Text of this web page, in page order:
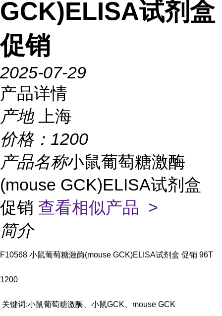
GCK)ELISA试剂盒
促销
2025-07-29
产品详情
产地
上海
价格： 1200
产品名称小鼠葡萄糖激酶
(mouse GCK)ELISA试剂盒
促销 查看相似产品 >
简介
F10568 小鼠葡萄糖激酶(mouse GCK)ELISA试剂盒 促销 96T
1200
关键词:小鼠葡萄糖激酶、小鼠GCK、mouse GCK